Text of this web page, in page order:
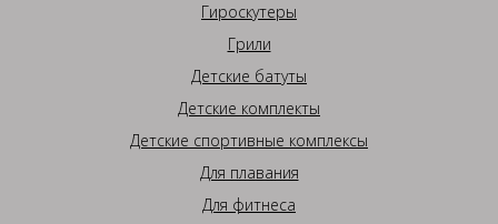
Гироскутеры
Грили
Детские батуты
Детские комплекты
Детские спортивные комплексы
Для плавания
Для фитнеса